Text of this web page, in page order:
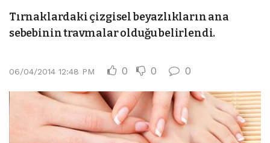
Tırnaklardaki çizgisel beyazlıkların ana
sebebinin travmalar olduğu belirlendi.
06/04/2014 12:48 PM 0 0 0